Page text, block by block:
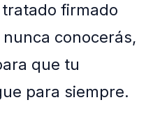
firmado
conocerás,
que tu
para siempre.